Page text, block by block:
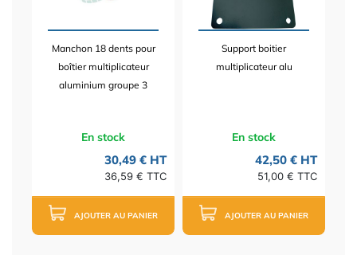
Manchon 18 dents pour
boîtier multiplicateur
aluminium groupe 3
En stock
30,49 € HT
36,59 € TTC
AJOUTER AU PANIER
Support boitier
multiplicateur alu
En stock
42,50 € HT
51,00 € TTC
AJOUTER AU PANIER